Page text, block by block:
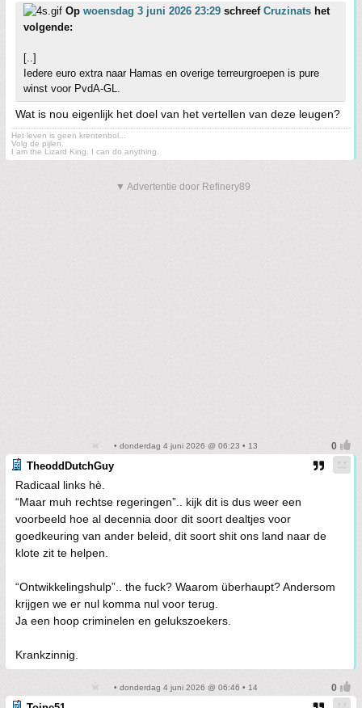
Op woensdag 3 juni 2026 23:29 schreef Cruzinats het
volgende:
[..]
Iedere euro extra naar Hamas en overige terreurgroepen is pure
winst voor PvdA-GL.
Wat is nou eigenlijk het doel van het vertellen van deze leugen?
Het leven is geen krentenbol...
Volg de pijlen.
I am the Lizard King. I can do anything.
▼ Advertentie door Refinery89
• donderdag 4 juni 2026 @ 06:23 • 13
TheoddDutchGuy
Radicaal links hè.
“Maar muh rechtse regeringen”.. kijk dit is dus weer een
voorbeeld hoe al decennia door dit soort dealtjes voor
goedkeuring van ander beleid, dit soort shit ons land naar de
klote zit te helpen.
“Ontwikkelingshulp”.. the fuck? Waarom überhaupt? Andersom
krijgen we er nul komma nul voor terug.
Ja een hoop criminelen en gelukszoekers.
Krankzinnig.
• donderdag 4 juni 2026 @ 06:46 • 14